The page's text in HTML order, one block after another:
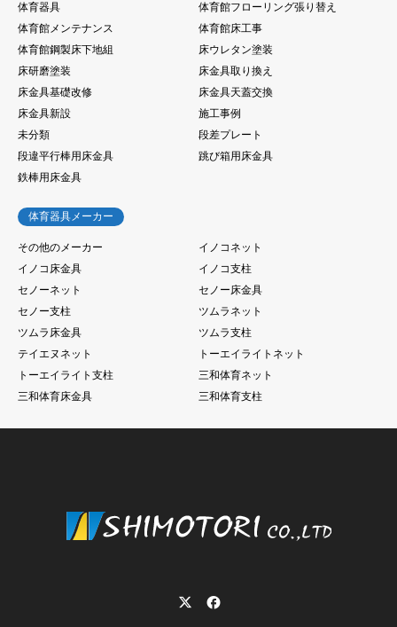
体育器具
体育館フローリング張り替え
体育館メンテナンス
体育館床工事
体育館鋼製床下地組
床ウレタン塗装
床研磨塗装
床金具取り換え
床金具基礎改修
床金具天蓋交換
床金具新設
施工事例
未分類
段差プレート
段違平行棒用床金具
跳び箱用床金具
鉄棒用床金具
体育器具メーカー
その他のメーカー
イノコネット
イノコ床金具
イノコ支柱
セノーネット
セノー床金具
セノー支柱
ツムラネット
ツムラ床金具
ツムラ支柱
テイエヌネット
トーエイライトネット
トーエイライト支柱
三和体育ネット
三和体育床金具
三和体育支柱